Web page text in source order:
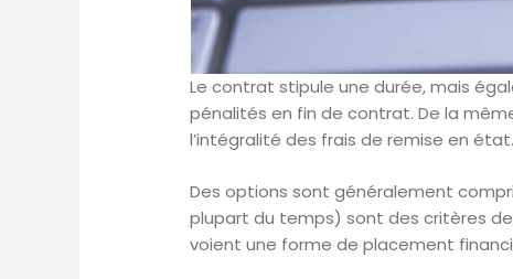
Le contrat stipule une durée, mais
pénalités en fin de contrat. De la
l’intégralité des frais de remise en
Des options sont généralement
plupart du temps) sont des critères
voient une forme de placement